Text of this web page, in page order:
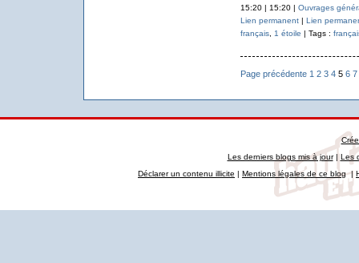
15:20 | 15:20 | Ouvrages
Lien permanent|
Lien
français, 1 étoile | Tags :
Page précédente 1 2 3 4 5 6 7
Les derniers blogs mis à jour|Les
Déclarer un contenu illicite | Mentions légales de ce blog|